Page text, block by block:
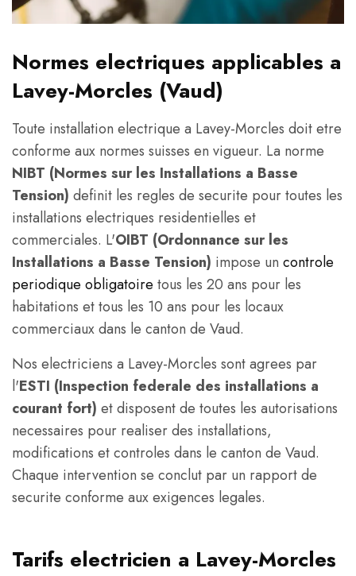
Normes electriques applicables a
Lavey-Morcles (Vaud)
Toute installation electrique a Lavey-Morcles doit etre
conforme aux normes suisses en vigueur. La norme
NIBT (Normes sur les Installations a Basse
Tension) definit les regles de securite pour toutes les
installations electriques residentielles et
commerciales. L'OIBT (Ordonnance sur les
Installations a Basse Tension) impose un controle
periodique obligatoire tous les 20 ans pour les
habitations et tous les 10 ans pour les locaux
commerciaux dans le canton de Vaud.
Nos electriciens a Lavey-Morcles sont agrees par
l'ESTI (Inspection federale des installations a
courant fort) et disposent de toutes les autorisations
necessaires pour realiser des installations,
modifications et controles dans le canton de Vaud.
Chaque intervention se conclut par un rapport de
securite conforme aux exigences legales.
Tarifs electricien a Lavey-Morcles